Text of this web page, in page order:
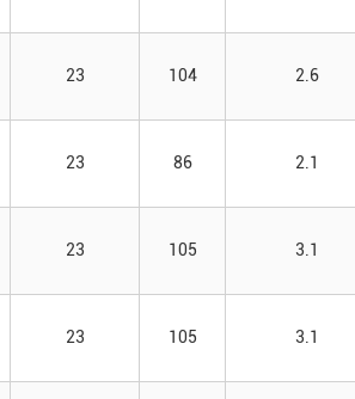
23 104 2.6
23 86 2.1
23 105 3.1
23 105 3.1